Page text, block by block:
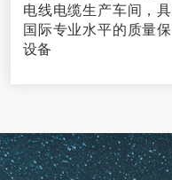
电线电缆生产车间，
国际专业水平的质量
设备